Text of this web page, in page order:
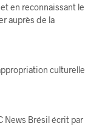
en reconnaissant le
auprès de la
culturelle
News Brésil écrit par